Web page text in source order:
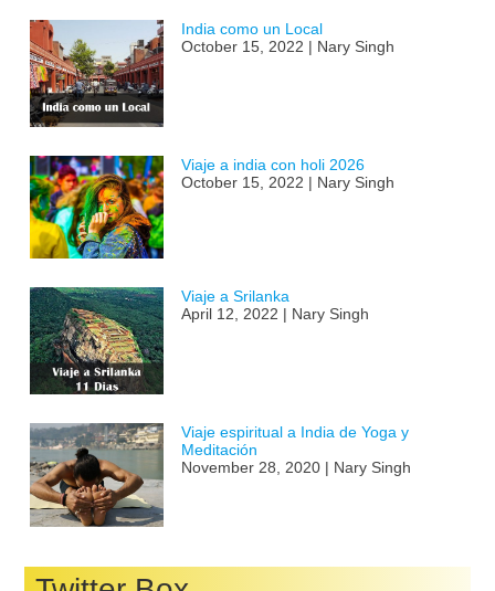
India como un Local
October 15, 2022 | Nary Singh
Viaje a india con holi 2026
October 15, 2022 | Nary Singh
Viaje a Srilanka
April 12, 2022 | Nary Singh
Viaje espiritual a India de Yoga y
Meditación
November 28, 2020 | Nary Singh